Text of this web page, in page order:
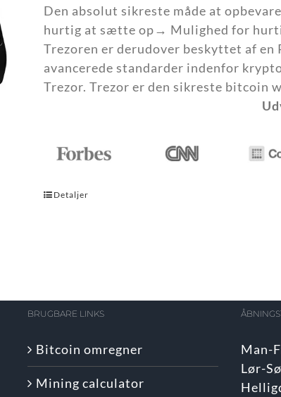
Den absolut sikreste måde at
hurtig at sætte op→ Mulighed for
Trezoren er derudover beskyttet af
avancerede standarder indenfor
Trezor. Trezor er den sikreste bitcoin
Detaljer
BRUGBARE LINKS
Bitcoin omregner
Mining calculator
Man-
Lør-